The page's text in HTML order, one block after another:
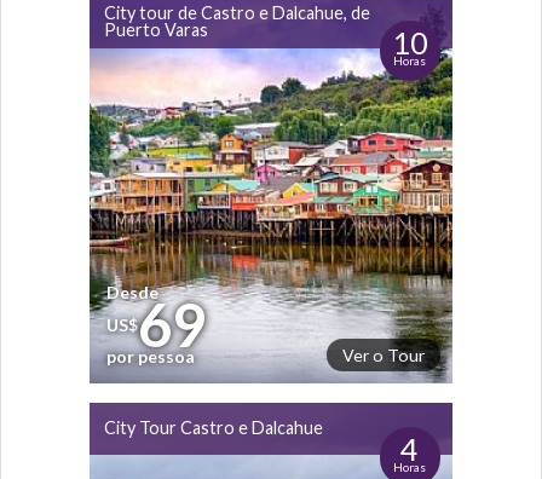
City tour de Castro e Dalcahue, de
Puerto Varas
10
Horas
Ver o Tour
Desde
US$69
por pessoa
City Tour Castro e Dalcahue
4
Horas